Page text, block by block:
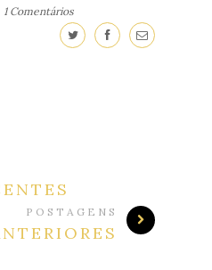
1 Comentários
POSTAGENS